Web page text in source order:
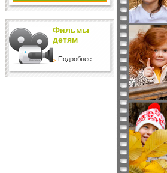
Фильмы
детям
Подробнее